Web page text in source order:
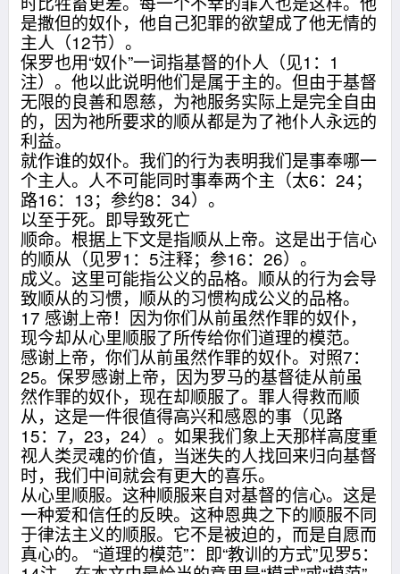
是撒但的奴仆，他自己犯罪的欲望成了他无情的
主人（12节）。
保罗也用“奴仆”一词指基督的仆人（见1：1
注）。他以此说明他们是属于主的。但由于基督
无限的良善和恩慈，为祂服务实际上是完全自由
的，因为祂所要求的顺从都是为了祂仆人永远的
利益。
就作谁的奴仆。我们的行为表明我们是事奉哪一
个主人。人不可能同时事奉两个主（太6：24；
路16：13；参约8：34）。
以至于死。即导致死亡
顺命。根据上下文是指顺从上帝。这是出于信心
的顺从（见罗1：5注释；参16：26）。
成义。这里可能指公义的品格。顺从的行为会导
致顺从的习惯，顺从的习惯构成公义的品格。
17 感谢上帝！因为你们从前虽然作罪的奴仆，
现今却从心里顺服了所传给你们道理的模范。
感谢上帝，你们从前虽然作罪的奴仆。对照7：
25。保罗感谢上帝，因为罗马的基督徒从前虽
然作罪的奴仆，现在却顺服了。罪人得救而顺
从，这是一件很值得高兴和感恩的事（见路
15：7，23，24）。如果我们象上天那样高度重
视人类灵魂的价值，当迷失的人找回来归向基督
时，我们中间就会有更大的喜乐。
从心里顺服。这种顺服来自对基督的信心。这是
一种爱和信任的反映。这种恩典之下的顺服不同
于律法主义的顺服。它不是被迫的，而是自愿而
真心的。 “道理的模范”：即“教训的方式”见罗5：